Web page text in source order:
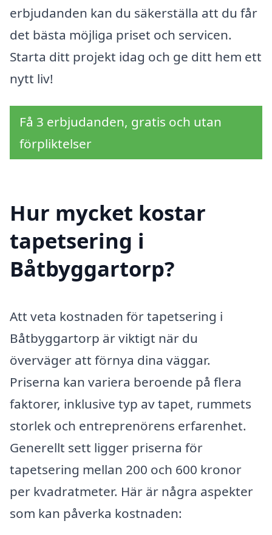
erbjudanden kan du säkerställa att du får
det bästa möjliga priset och servicen.
Starta ditt projekt idag och ge ditt hem ett
nytt liv!
Få 3 erbjudanden, gratis och utan
förpliktelser
Hur mycket kostar
tapetsering i
Båtbyggartorp?
Att veta kostnaden för tapetsering i
Båtbyggartorp är viktigt när du
överväger att förnya dina väggar.
Priserna kan variera beroende på flera
faktorer, inklusive typ av tapet, rummets
storlek och entreprenörens erfarenhet.
Generellt sett ligger priserna för
tapetsering mellan 200 och 600 kronor
per kvadratmeter. Här är några aspekter
som kan påverka kostnaden: